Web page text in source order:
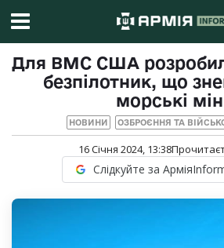
Для ВМС США
безпілотник, що
морські
НОВИНИ ОЗБРОЄННЯ ТА
16 Січня 2024, 13:38
Слідкуйте за